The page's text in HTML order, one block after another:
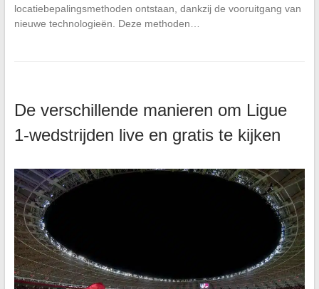
locatiebepalingsmethoden ontstaan, dankzij de vooruitgang van
nieuwe technologieën. Deze methoden…
De verschillende manieren om Ligue
1-wedstrijden live en gratis te kijken